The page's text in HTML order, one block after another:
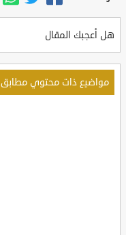
هل أعجبك المقال
مواضيع ذات محتوي مطابق